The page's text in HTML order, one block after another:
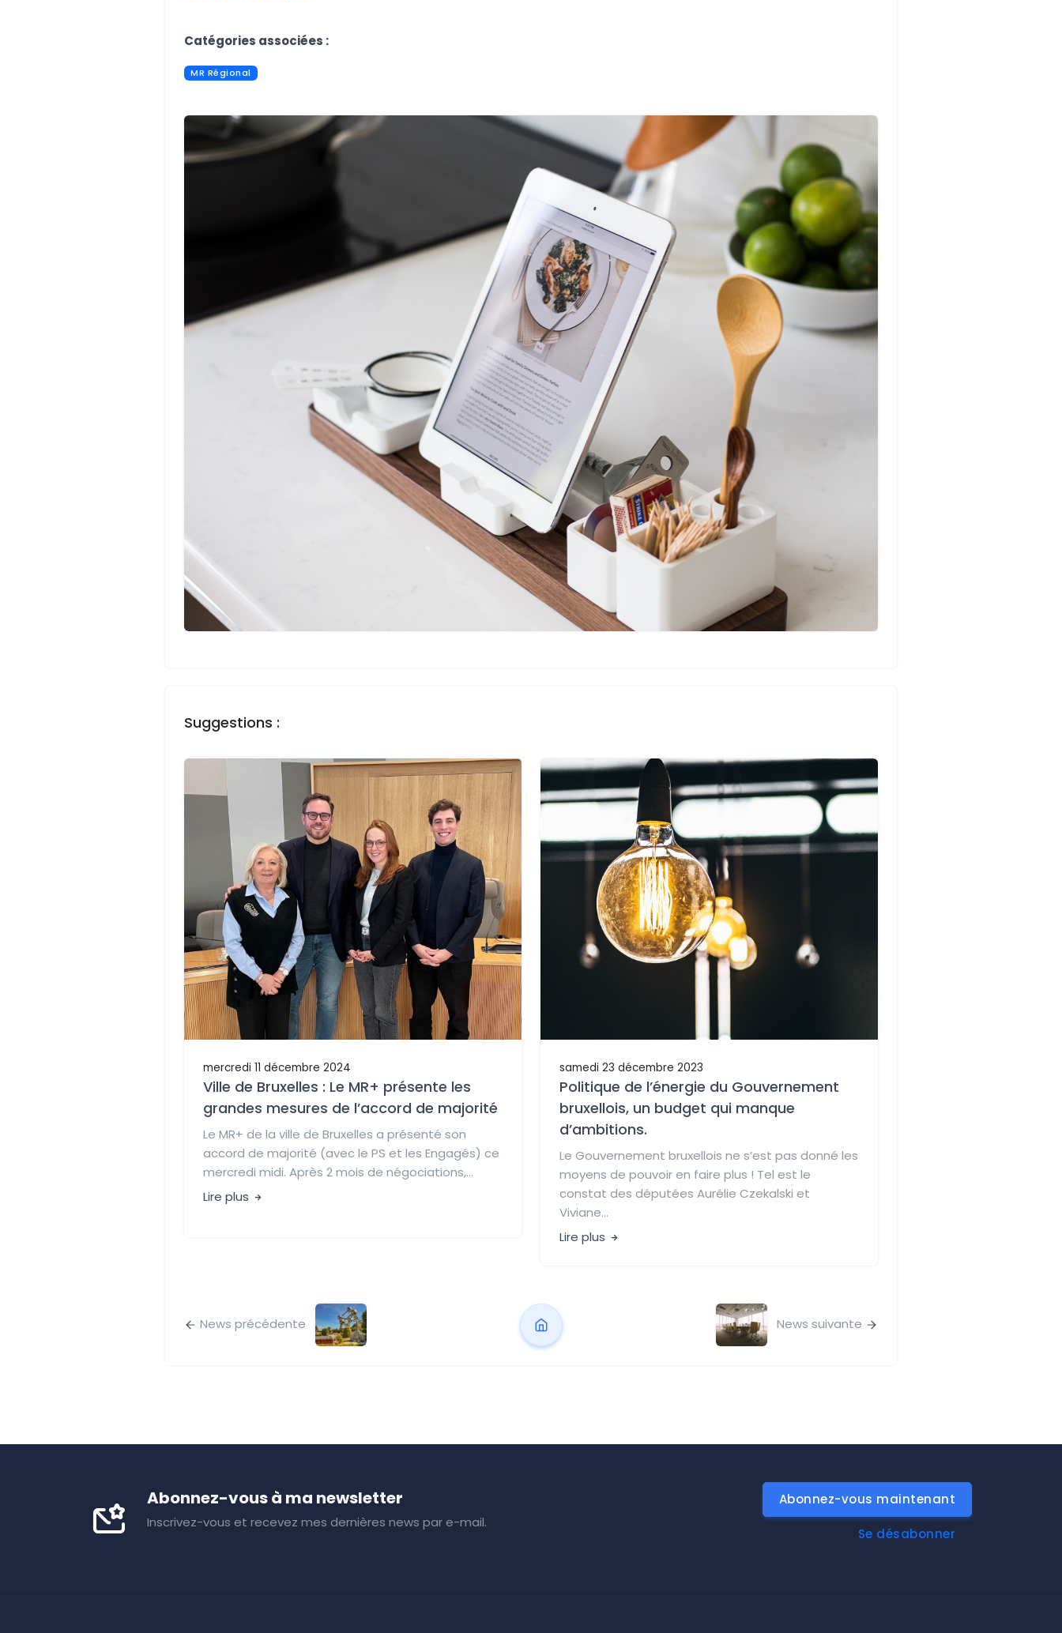
Catégories associées :
MR Régional
Suggestions :
mercredi 11 décembre 2024
Ville de Bruxelles : Le MR+ présente les
grandes mesures de l’accord de majorité
Le MR+ de la ville de Bruxelles a présenté son
accord de majorité (avec le PS et les Engagés) ce
mercredi midi. Après 2 mois de négociations,...
Lire plus
samedi 23 décembre 2023
Politique de l’énergie du Gouvernement
bruxellois, un budget qui manque
d’ambitions.
Le Gouvernement bruxellois ne s’est pas donné les
moyens de pouvoir en faire plus ! Tel est le
constat des députées Aurélie Czekalski et
Viviane...
Lire plus
News précédente News suivante
Abonnez-vous à ma newsletter
Inscrivez-vous et recevez mes dernières news par e-mail.
Abonnez-vous maintenant
Se désabonner